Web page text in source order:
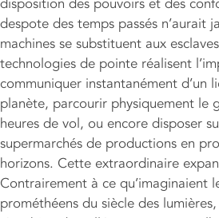
despote des temps passés n’aurait
machines se substituent aux
technologies de pointe réalisent
communiquer instantanément d’un
planète, parcourir physiquement le
heures de vol, ou encore disposer
supermarchés de productions en
horizons. Cette extraordinaire
Contrairement à ce qu’imaginaient
prométhéens du siècle des